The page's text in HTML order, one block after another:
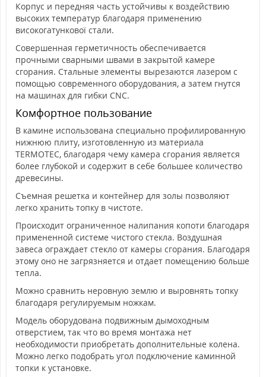
Корпус и передняя часть устойчивы к воздействию
высоких температур благодаря применению
високогатункової стали.
Совершенная герметичность обеспечивается
прочными сварными швами в закрытой камере
сгорания. Стальные элементы вырезаются лазером с
помощью современного оборудования, а затем гнутся
на машинах для гибки CNC.
Комфортное пользование
В камине использована специально профилированную
нижнюю плиту, изготовленную из материала
TERMOTEC, благодаря чему камера сгорания является
более глубокой и содержит в себе большее количество
древесины.
Съемная решетка и контейнер для золы позволяют
легко хранить топку в чистоте.
Происходит ограниченное налипания копоти благодаря
примененной системе чистого стекла. Воздушная
завеса ограждает стекло от камеры сгорания. Благодаря
этому оно не загрязняется и отдает помещению больше
тепла.
Можно сравнить неровную землю и выровнять топку
благодаря регулируемым ножкам.
Модель оборудована подвижным дымоходным
отверстием, так что во время монтажа нет
необходимости приобретать дополнительные колена.
Можно легко подобрать угол подключение каминной
топки к установке.